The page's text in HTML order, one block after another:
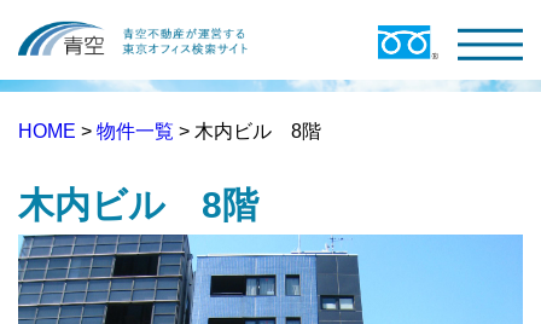
HOME > 物件一覧 > 木内ビル 8階
木内ビル 8階